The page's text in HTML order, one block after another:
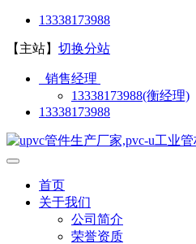
13338173988
【主站】 切换分站
销售经理
13338173988(衡经理)
13338173988
首页
关于我们
公司简介
荣誉资质